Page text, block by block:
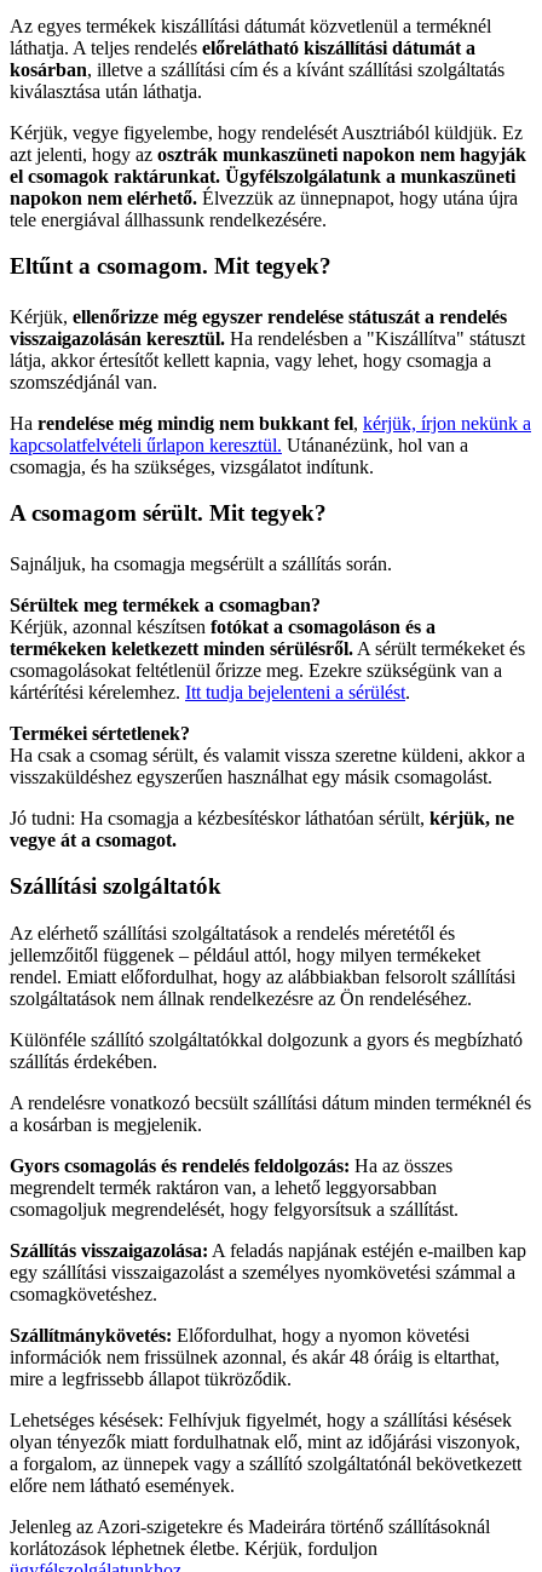
Az egyes termékek kiszállítási dátumát közvetlenül a terméknél
láthatja. A teljes rendelés előrelátható kiszállítási dátumát a
kosárban, illetve a szállítási cím és a kívánt szállítási szolgáltatás
kiválasztása után láthatja.
Kérjük, vegye figyelembe, hogy rendelését Ausztriából küldjük. Ez
azt jelenti, hogy az osztrák munkaszüneti napokon nem hagyják
el csomagok raktárunkat. Ügyfélszolgálatunk a munkaszüneti
napokon nem elérhető. Élvezzük az ünnepnapot, hogy utána újra
tele energiával állhassunk rendelkezésére.
Eltűnt a csomagom. Mit tegyek?
Kérjük, ellenőrizze még egyszer rendelése státuszát a rendelés
visszaigazolásán keresztül. Ha rendelésben a "Kiszállítva" státuszt
látja, akkor értesítőt kellett kapnia, vagy lehet, hogy csomagja a
szomszédjánál van.
Ha rendelése még mindig nem bukkant fel, kérjük, írjon nekünk a
kapcsolatfelvételi űrlapon keresztül. Utánanézünk, hol van a
csomagja, és ha szükséges, vizsgálatot indítunk.
A csomagom sérült. Mit tegyek?
Sajnáljuk, ha csomagja megsérült a szállítás során.
Sérültek meg termékek a csomagban?
Kérjük, azonnal készítsen fotókat a csomagoláson és a
termékeken keletkezett minden sérülésről. A sérült termékeket és
csomagolásokat feltétlenül őrizze meg. Ezekre szükségünk van a
kártérítési kérelemhez. Itt tudja bejelenteni a sérülést.
Termékei sértetlenek?
Ha csak a csomag sérült, és valamit vissza szeretne küldeni, akkor a
visszaküldéshez egyszerűen használhat egy másik csomagolást.
Jó tudni: Ha csomagja a kézbesítéskor láthatóan sérült, kérjük, ne
vegye át a csomagot.
Szállítási szolgáltatók
Az elérhető szállítási szolgáltatások a rendelés méretétől és
jellemzőitől függenek – például attól, hogy milyen termékeket
rendel. Emiatt előfordulhat, hogy az alábbiakban felsorolt ​​szállítási
szolgáltatások nem állnak rendelkezésre az Ön rendeléséhez.
Különféle szállító szolgáltatókkal dolgozunk a gyors és megbízható
szállítás érdekében.
A rendelésre vonatkozó becsült szállítási dátum minden terméknél és
a kosárban is megjelenik.
Gyors csomagolás és rendelés feldolgozás: Ha az összes
megrendelt termék raktáron van, a lehető leggyorsabban
csomagoljuk megrendelését, hogy felgyorsítsuk a szállítást.
Szállítás visszaigazolása: A feladás napjának estéjén e-mailben kap
egy szállítási visszaigazolást a személyes nyomkövetési számmal a
csomagkövetéshez.
Szállítmánykövetés: Előfordulhat, hogy a nyomon követési
információk nem frissülnek azonnal, és akár 48 óráig is eltarthat,
mire a legfrissebb állapot tükröződik.
Lehetséges késések: Felhívjuk figyelmét, hogy a szállítási késések
olyan tényezők miatt fordulhatnak elő, mint az időjárási viszonyok,
a forgalom, az ünnepek vagy a szállító szolgáltatónál bekövetkezett
előre nem látható események.
Jelenleg az Azori-szigetekre és Madeirára történő szállításoknál
korlátozások léphetnek életbe. Kérjük, forduljon